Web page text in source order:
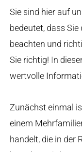
Sie sind hier auf
bedeutet, dass
beachten und
Sie richtig! In
wertvolle
Zunächst einmal
einem
handelt, die in der